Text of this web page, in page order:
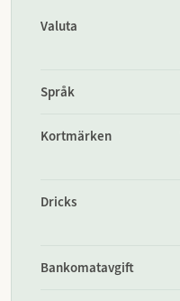
Valuta
Språk
Kortmärken
Dricks
Bankomatavgift